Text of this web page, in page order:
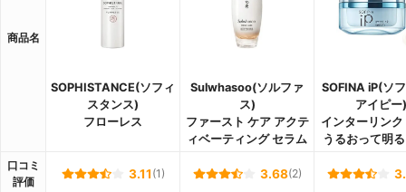
商品名
SOPHISTANCE(ソフィ
スタンス)
フローレス
Sulwhasoo(ソルファ
ス)
ファースト ケア アクテ
ィベーティング セラム
SOFINA iP(ソ
アイピー)
インターリンク
うるおって明
口コミ
評価
3.11 (1) 3.68(2)